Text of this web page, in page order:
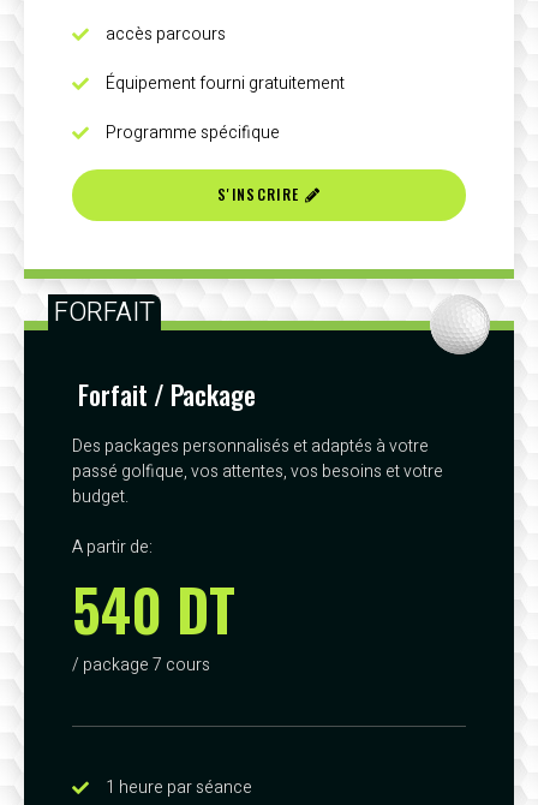
accès parcours
Équipement fourni gratuitement
Programme spécifique
S'INSCRIRE
FORFAIT
Forfait / Package
Des packages personnalisés et adaptés à votre
passé golfique, vos attentes, vos besoins et votre
budget.
A partir de:
540 DT
/ package 7 cours
1 heure par séance